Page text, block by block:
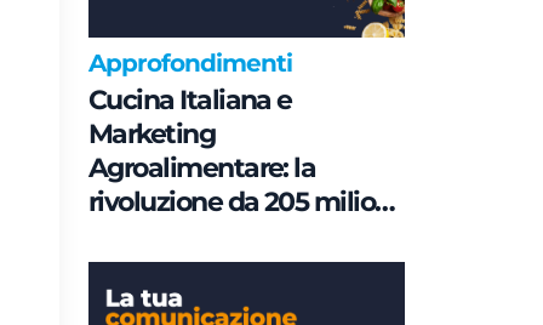
Approfondimenti
Cucina Italiana e
Marketing
Agroalimentare: la
rivoluzione da 205 milioni
in asset geopolitico